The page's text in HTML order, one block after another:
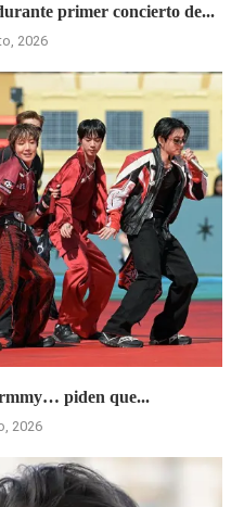
primer concierto de...
2026
piden que...
2026